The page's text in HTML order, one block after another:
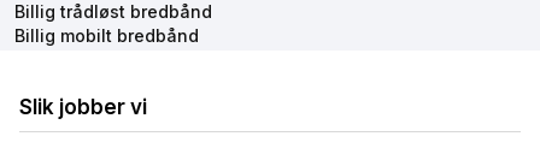
Billig trådløst bredbånd
Billig mobilt bredbånd
Slik jobber vi